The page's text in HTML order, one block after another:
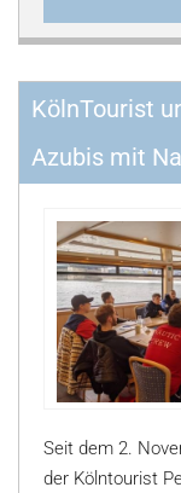
KölnTourist
Azubis mit
Seit dem 2.
der Kölntourist